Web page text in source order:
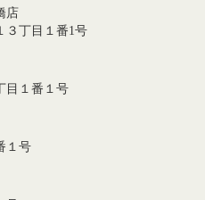
店
３丁目１番1号
目１番１号
１号